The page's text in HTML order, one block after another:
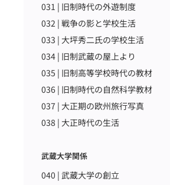
031 | 旧制時代の外遊制度
032 | 戦争の影と学校生活
033 | 大坪秀二氏の学校生活
034 | 旧制武蔵の屋上より
035 | 旧制高等学校時代の教材
036 | 旧制時代の自然科学教材
037 | 大正期の欧州旅行写真
038 | 大正時代の生活
武蔵大学関係
040 | 武蔵大学の創立